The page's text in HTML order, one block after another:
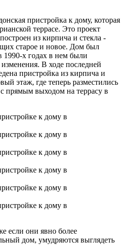
пристройка к дому, которая
террасе. Это проект
из кирпича и стекла -
старое и новое. Дом был
1990-х годах в нем были
В ходе последней
пристройка из кирпича и
этаж, где теперь разместились
прямым выходом на террасу в
если они явно более
дом, умудряются выглядеть